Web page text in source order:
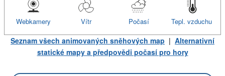
Tepl. vzduchu
Počasí
Vítr
Webkamery
Seznam všech animovaných sněhových map | Alternativní
statické mapy a předpovědi počasí pro hory